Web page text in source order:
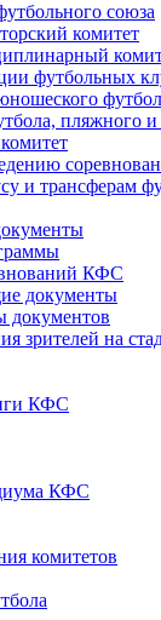
союза
комитет
футбольных
пляжного и
и трансферам
КФС
документы
документов
зрителей на
КФС
КФС
комитетов